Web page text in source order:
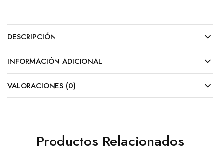
DESCRIPCIÓN
INFORMACIÓN ADICIONAL
VALORACIONES (0)
Productos Relacionados